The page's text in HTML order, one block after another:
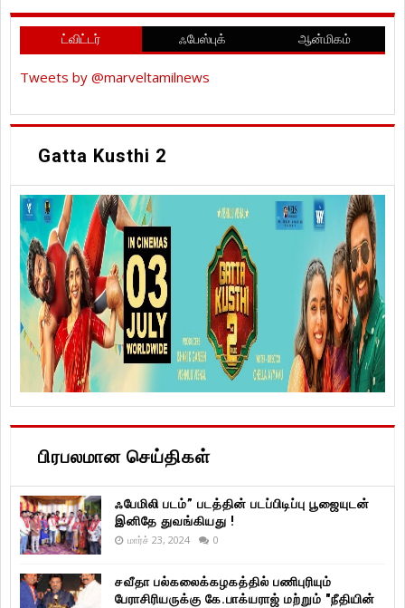
ட்விட்டர் ஃபேஸ்புக் ஆன்மிகம்
Tweets by @marveltamilnews
Gatta Kusthi 2
பிரபலமான செய்திகள்
ஃபேமிலி படம்” படத்தின் படப்பிடிப்பு பூஜையுடன்
இனிதே துவங்கியது !
மார்ச் 23, 2024 0
சவீதா பல்கலைக்கழகத்தில் பணிபுரியும்
பேராசிரியருக்கு கே.பாக்யராஜ் மற்றும் "நீதியின்